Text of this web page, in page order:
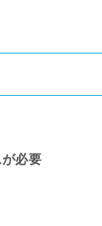
必要